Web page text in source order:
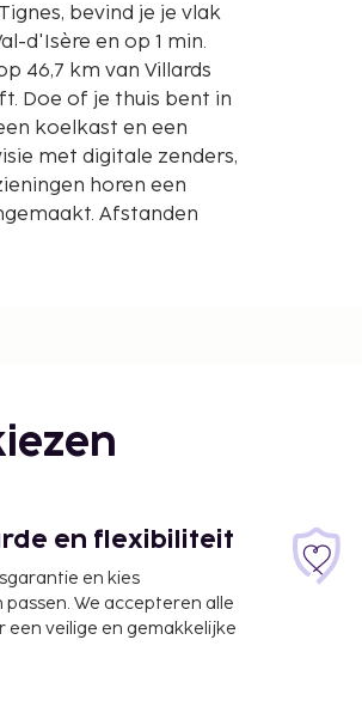
bevind je je vlak
d'Isère en op 1 min.
Doe of je thuis bent in
koelkast en een
met digitale zenders,
horen een
Afstanden
en flexibiliteit
en kies
We accepteren alle
veilige en gemakkelijke